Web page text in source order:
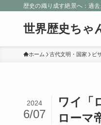
歴史の織り成す絶景へ：過
世界歴史ちゃ
ホーム 古代文明・国家 ビ
ワイ「
ローマ
2024
6/07